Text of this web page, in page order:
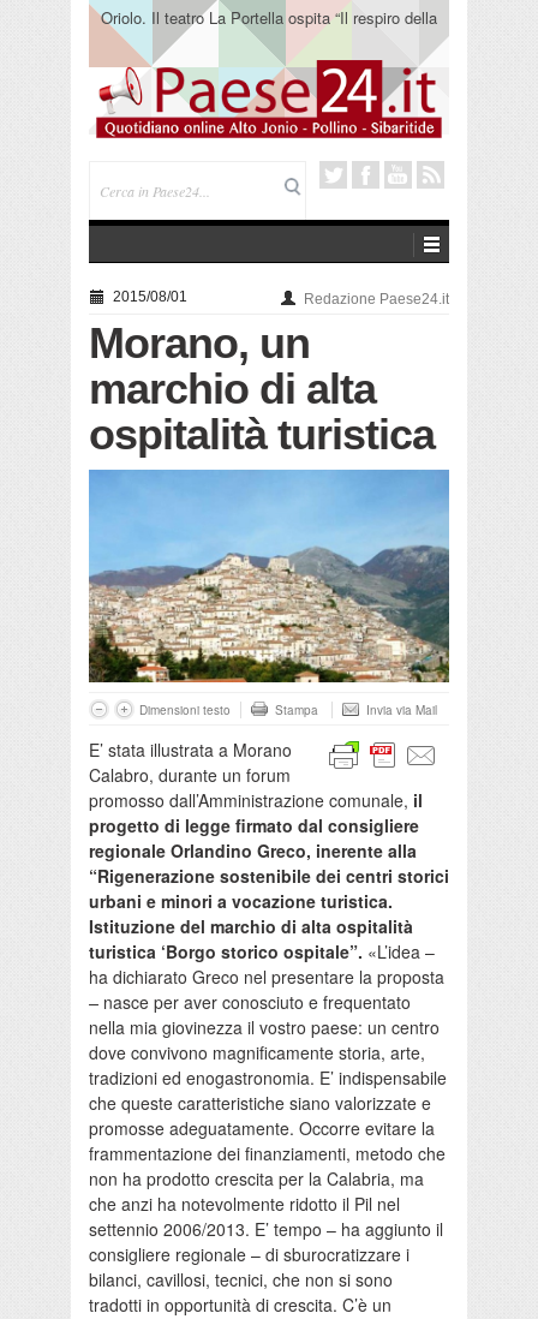
Oriolo. Il teatro La Portella ospita “Il respiro della
terra” del collettivo 365
2015/08/01 Redazione Paese24.it
Morano, un
marchio di alta
ospitalità turistica
Dimensioni testo Stampa Invia via Mail
E’ stata illustrata a Morano
Calabro, durante un forum
promosso dall’Amministrazione comunale, il
progetto di legge firmato dal consigliere
regionale Orlandino Greco, inerente alla
“Rigenerazione sostenibile dei centri storici
urbani e minori a vocazione turistica.
Istituzione del marchio di alta ospitalità
turistica ‘Borgo storico ospitale”. «L’idea –
ha dichiarato Greco nel presentare la proposta
– nasce per aver conosciuto e frequentato
nella mia giovinezza il vostro paese: un centro
dove convivono magnificamente storia, arte,
tradizioni ed enogastronomia. E’ indispensabile
che queste caratteristiche siano valorizzate e
promosse adeguatamente. Occorre evitare la
frammentazione dei finanziamenti, metodo che
non ha prodotto crescita per la Calabria, ma
che anzi ha notevolmente ridotto il Pil nel
settennio 2006/2013. E’ tempo – ha aggiunto il
consigliere regionale – di sburocratizzare i
bilanci, cavillosi, tecnici, che non si sono
tradotti in opportunità di crescita. C’è un